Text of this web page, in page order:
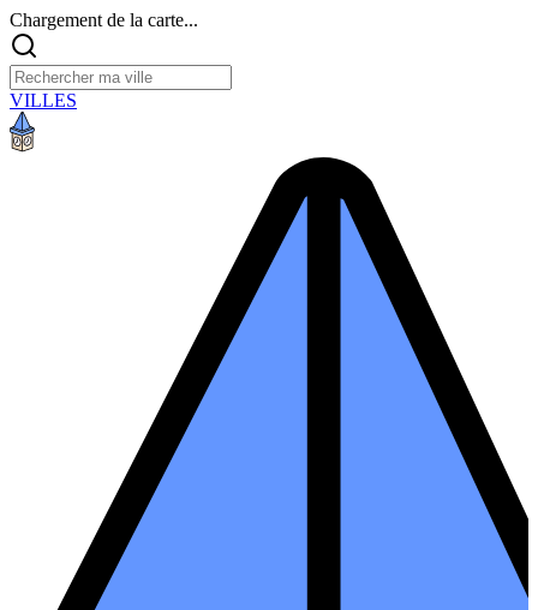
Chargement de la carte...
VILLES